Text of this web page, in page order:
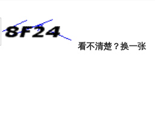
看不清楚？换一张